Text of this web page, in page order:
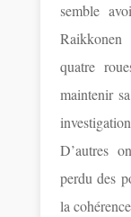
semble
quatre
maintenir
D’autres
perdu des
la